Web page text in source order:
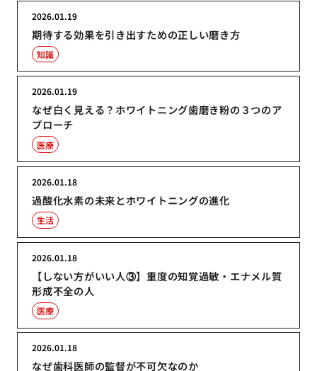
期待する効果を引き出すための正しい磨き方
2026.01.19
知識
なぜ白く見える？ホワイトニング歯磨き粉の３つのア
プローチ
2026.01.19
医療
過酸化水素の未来とホワイトニングの進化
2026.01.18
生活
【しない方がいい人③】重度の知覚過敏・エナメル質
形成不全の人
2026.01.18
医療
なぜ歯科医師の監督が不可欠なのか
2026.01.18